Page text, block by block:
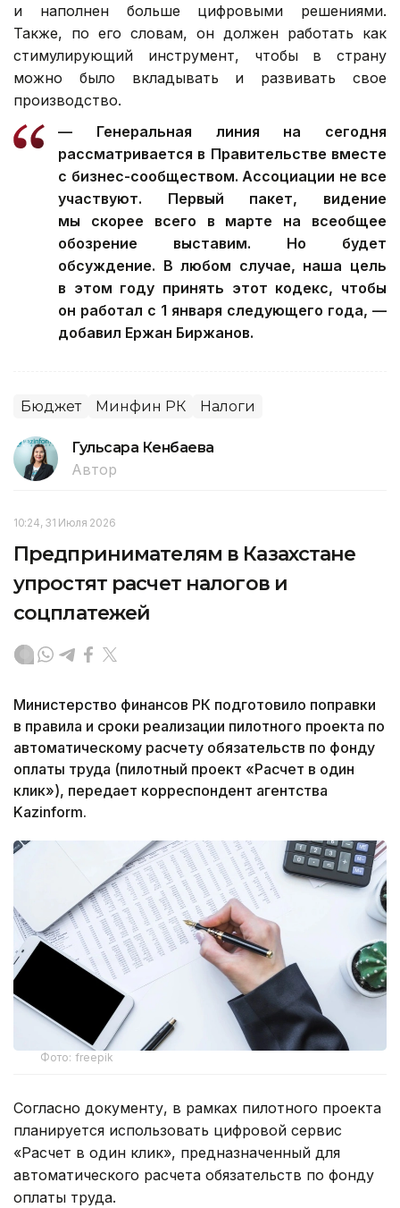
и наполнен больше цифровыми решениями.
Также, по его словам, он должен работать как
стимулирующий инструмент, чтобы в страну
можно было вкладывать и развивать свое
производство.
— Генеральная линия на сегодня
рассматривается в Правительстве вместе
с бизнес-сообществом. Ассоциации не все
участвуют. Первый пакет, видение
мы скорее всего в марте на всеобщее
обозрение выставим. Но будет
обсуждение. В любом случае, наша цель
в этом году принять этот кодекс, чтобы
он работал с 1 января следующего года, —
добавил Ержан Биржанов.
Бюджет Минфин РК Налоги
Гульсара Кенбаева
Автор
10:24, 31 Июля 2026
Предпринимателям в Казахстане
упростят расчет налогов и
соцплатежей
Министерство финансов РК подготовило поправки
в правила и сроки реализации пилотного проекта по
автоматическому расчету обязательств по фонду
оплаты труда (пилотный проект «Расчет в один
клик»), передает корреспондент агентства
Kazinform.
Фото: freepik
Согласно документу, в рамках пилотного проекта
планируется использовать цифровой сервис
«Расчет в один клик», предназначенный для
автоматического расчета обязательств по фонду
оплаты труда.